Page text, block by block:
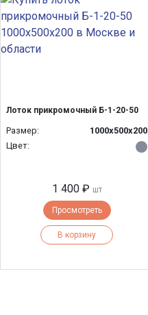
Лоток прикромочный Б-1-20-50
Размер:
1000х500х200
Цвет:
1 400 ₽ шт
Просмотреть
В корзину